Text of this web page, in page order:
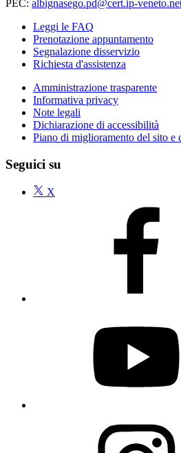
PEC: albignasego.pd@cert.ip-
Leggi le FAQ
Prenotazione appuntamento
Segnalazione disservizio
Richiesta d'assistenza
Amministrazione trasparente
Informativa privacy
Note legali
Dichiarazione di accessibilità
Piano di miglioramento del sito e
Seguici su
X